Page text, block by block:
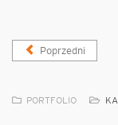
Poprzedni
PORTFOLIO